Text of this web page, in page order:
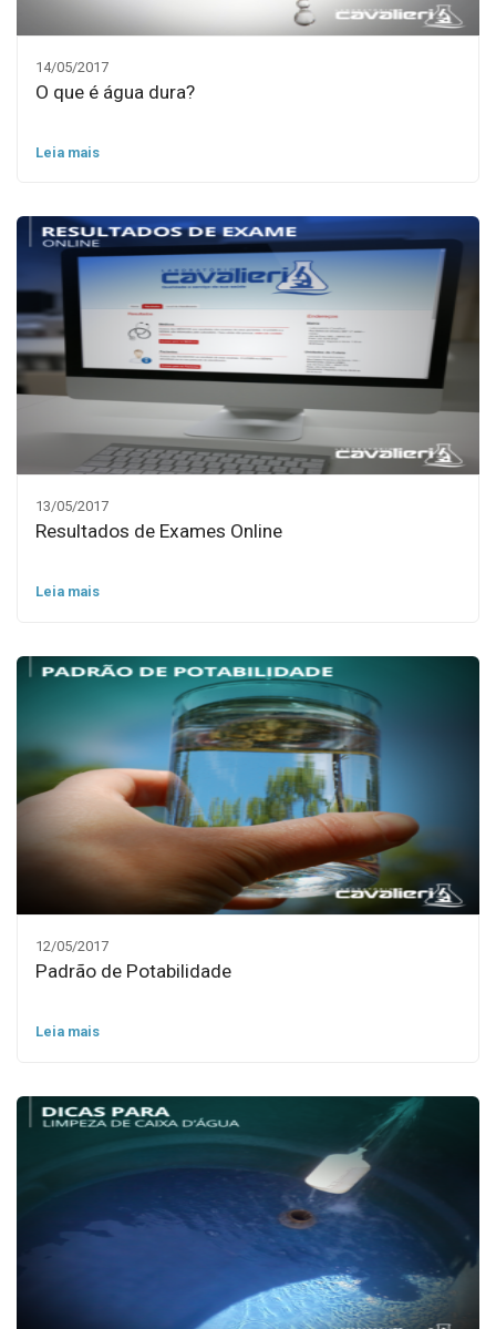
14/05/2017
O que é água dura?
Leia mais
13/05/2017
Resultados de Exames Online
Leia mais
12/05/2017
Padrão de Potabilidade
Leia mais